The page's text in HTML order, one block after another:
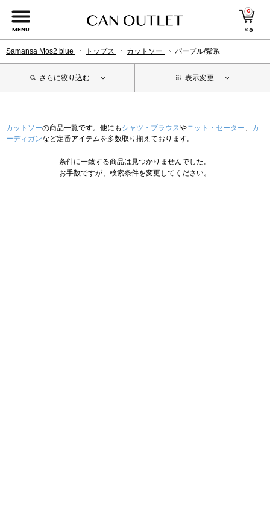
MENU
0
￥0
Samansa Mos2 blue トップス カットソー パープル/紫系
さらに絞り込む 表示変更
カットソーの商品一覧です。他にも シャツ・ブラウスやニット・セーター、 カ
ーディガンなど定番アイテムを多数取り揃えております。
条件に一致する商品は見つかりませんでした。
お手数ですが、検索条件を変更してください。